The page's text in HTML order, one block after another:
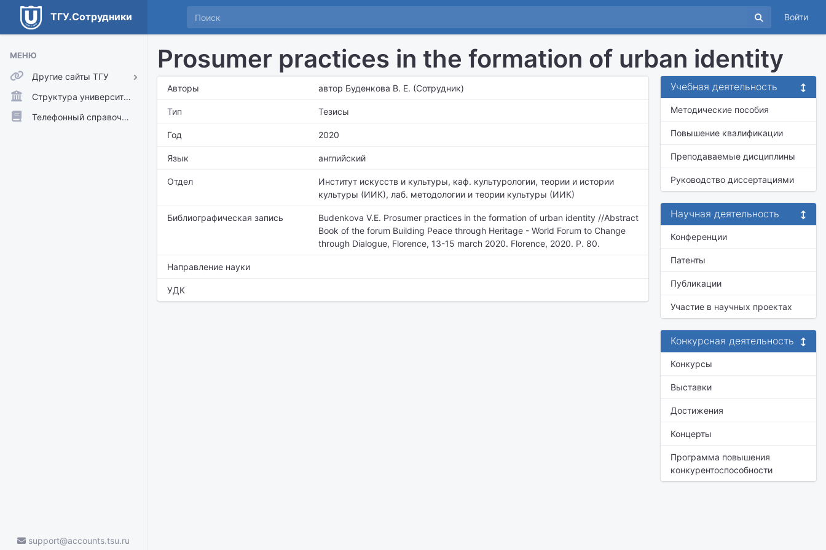
ТГУ.Сотрудники Войти
МЕНЮ
Другие сайты ТГУ
ТГУ.Аккаунты
ТГУ.Расписание
Структура университета
Телефонный справочник
support@accounts.tsu.ru
Prosumer practices in the formation of urban identity
Авторы автор Буденкова В. Е. (Сотрудник)
Тип Тезисы
Год 2020
Язык английский
Отдел Институт искусств и культуры, каф. культурологии, теории и истории
культуры (ИИК), лаб. методологии и теории культуры (ИИК)
Библиографическая запись
Budenkova V.E. Prosumer practices in the formation of urban identity //Abstract
Book of the forum Building Peace through Heritage - World Forum to Change
through Dialogue, Florence, 13-15 march 2020. Florence, 2020. P. 80.
Направление науки
УДК
Учебная деятельность
Методические пособия
Повышение квалификации
Преподаваемые дисциплины
Руководство диссертациями
Научная деятельность
Конференции
Патенты
Публикации
Участие в научных проектах
Конкурсная деятельность
Конкурсы
Выставки
Достижения
Концерты
Программа повышения
конкурентоспособности